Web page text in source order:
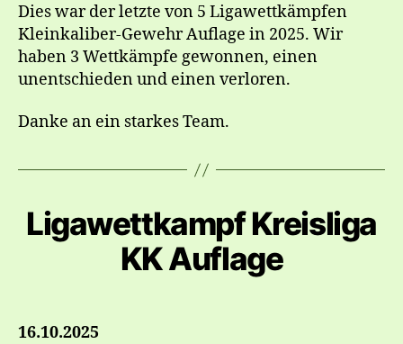
Dies war der letzte von 5 Ligawettkämpfen
Kleinkaliber-Gewehr Auflage in 2025. Wir
haben 3 Wettkämpfe gewonnen, einen
unentschieden und einen verloren.
Danke an ein starkes Team.
Ligawettkampf Kreisliga
KK Auflage
16.10.2025